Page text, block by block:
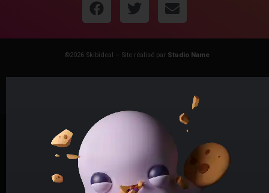
©2026 Skibideal – Site réalisé par Studio Name